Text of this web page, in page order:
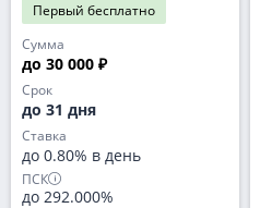
Первый бесплатно
Сумма
до 30 000 ₽
Срок
до 31 дня
Ставка
до 0.80% в день
ПСК
до 292.000%